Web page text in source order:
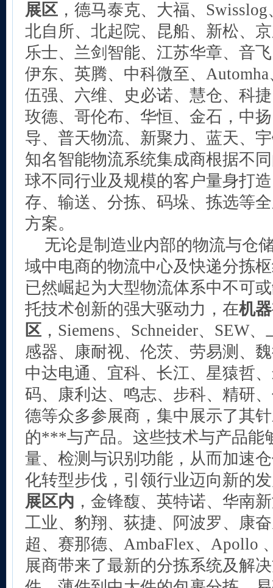
展区 ，德马泰克、大福、
北自所、北起院、昆船、新松、
乐士、兰剑智能、江苏华章、音
伊东、英腾、中科微至、
伍强、六维、史必诺、慧仓、科
玫德、哥伦布、华恒、金石，中
导、普天物流、新聚力、蓝天、
知名智能物流系统集成商根据不
球不同行业及规模的客户量身打
存、输送、分拣、码垛、拣选等
方案。
无论是制造业内部的物流与仓
域中电商的物流中心及快递分拣
已然崛起为大型物流体系中不可
托技术创新的强大驱动力，在机
区 ，Siemens、Schneider、SEW
感器、康耐视、伦茨、劳易测、
中达电通、宜科、长江、星猿哲
码、康利达、鸣志、步科、精研
德等众多参展商，集中展示了其
的***与产品。这些技术与产品能
量、检测与识别功能，从而加速
化转型步伐，引领行业迈向新的
展区内 ，金锋馥、英特诺、华南
工业、豹翔、荻捷、阿波罗、康
超、赛那德、AmbaFlex、Apollo
展商带来了最新的分拣系统及解